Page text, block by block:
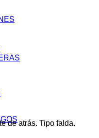
de atrás. Tipo falda.